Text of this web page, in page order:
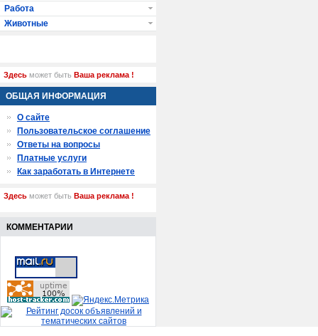
Работа
Животные
Здесь может быть Ваша реклама !
ОБЩАЯ ИНФОРМАЦИЯ
О сайте
Пользовательское соглашение
Ответы на вопросы
Платные услуги
Как заработать в Интернете
Здесь может быть Ваша реклама !
КОММЕНТАРИИ